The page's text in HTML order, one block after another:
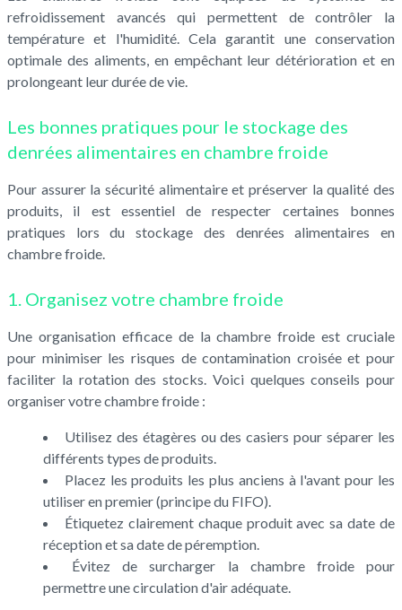
refroidissement avancés qui permettent de contrôler la
température et l'humidité. Cela garantit une conservation
optimale des aliments, en empêchant leur détérioration et en
prolongeant leur durée de vie.
Les bonnes pratiques pour le stockage des
denrées alimentaires en chambre froide
Pour assurer la sécurité alimentaire et préserver la qualité des
produits, il est essentiel de respecter certaines bonnes
pratiques lors du stockage des denrées alimentaires en
chambre froide.
1. Organisez votre chambre froide
Une organisation efficace de la chambre froide est cruciale
pour minimiser les risques de contamination croisée et pour
faciliter la rotation des stocks. Voici quelques conseils pour
organiser votre chambre froide :
Utilisez des étagères ou des casiers pour séparer les
différents types de produits.
Placez les produits les plus anciens à l'avant pour les
utiliser en premier (principe du FIFO).
Étiquetez clairement chaque produit avec sa date de
réception et sa date de péremption.
Évitez de surcharger la chambre froide pour
permettre une circulation d'air adéquate.